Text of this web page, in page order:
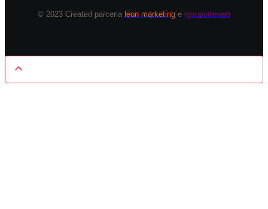
© 2023 Created parceria leon marketing e rgsuporteweb